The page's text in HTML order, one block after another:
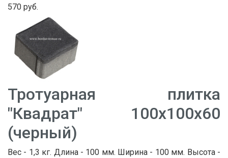
570 руб.
Тротуарная плитка
"Квадрат" 100х100х60
(черный)
Вес - 1,3 кг. Длина - 100 мм. Ширина - 100 мм. Высота -